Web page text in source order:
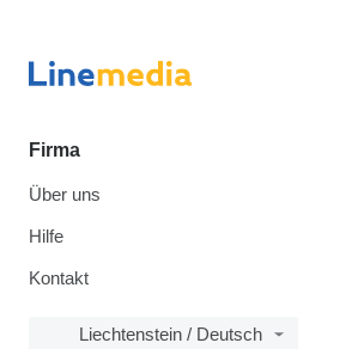
Firma
Über uns
Hilfe
Kontakt
Liechtenstein / Deutsch